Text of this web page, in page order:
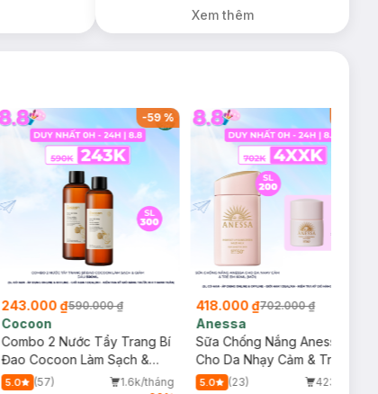
Xem thêm
-59%
243.000 ₫590.000 ₫
Cocoon
Combo 2 Nước Tẩy Trang Bí
Đao Cocoon Làm Sạch &
Giảm Dầu 500ml
5.0 (57)
1.6k/tháng
418.000 ₫702.000 ₫
Anessa
Sữa Chống Nắng Anessa
Cho Da Nhạy Cảm & Trẻ Em
60ml (Mới)
5.0 (23)
423/tháng